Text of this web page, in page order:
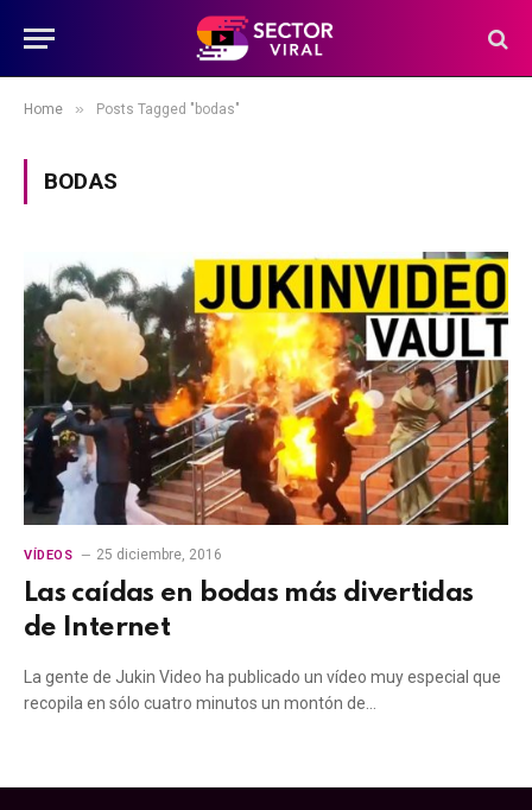
Home » Posts Tagged "bodas"
BODAS
VÍDEOS 25 diciembre, 2016
Las caídas en bodas más divertidas
de Internet
La gente de Jukin Video ha publicado un vídeo muy especial que
recopila en sólo cuatro minutos un montón de…